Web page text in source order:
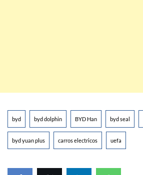
byd byd dolphin BYD Han byd seal
byd yuan plus carros electricos uefa